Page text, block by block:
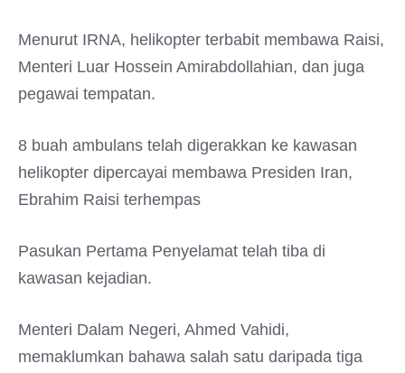
Menurut IRNA, helikopter terbabit membawa Raisi,
Menteri Luar Hossein Amirabdollahian, dan juga
pegawai tempatan.
8 buah ambulans telah digerakkan ke kawasan
helikopter dipercayai membawa Presiden Iran,
Ebrahim Raisi terhempas
Pasukan Pertama Penyelamat telah tiba di
kawasan kejadian.
Menteri Dalam Negeri, Ahmed Vahidi,
memaklumkan bahawa salah satu daripada tiga